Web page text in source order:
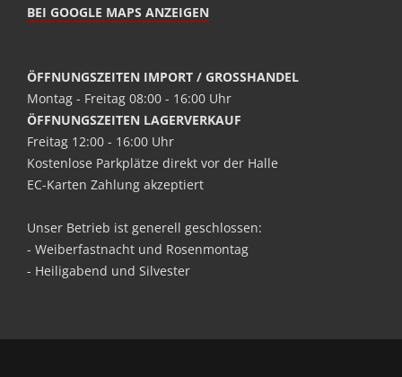
BEI GOOGLE MAPS ANZEIGEN
ÖFFNUNGSZEITEN IMPORT / GROSSHANDEL
Montag - Freitag 08:00 - 16:00 Uhr
ÖFFNUNGSZEITEN LAGERVERKAUF
Freitag 12:00 - 16:00 Uhr
Kostenlose Parkplätze direkt vor der Halle
EC-Karten Zahlung akzeptiert
Unser Betrieb ist generell geschlossen:
- Weiberfastnacht und Rosenmontag
- Heiligabend und Silvester